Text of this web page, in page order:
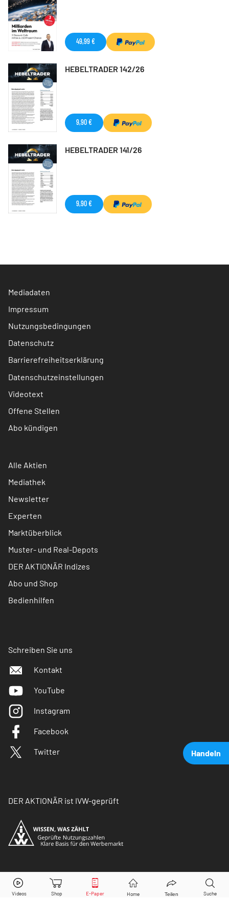
Handeln
Deutsche BankAktie jetzt handeln?
49,99 €
HEBELTRADER 142/26
9,90 €
HEBELTRADER 141/26
9,90 €
Mediadaten
Impressum
Nutzungsbedingungen
Datenschutz
Barrierefreiheitserklärung
Datenschutzeinstellungen
Videotext
Offene Stellen
Abo kündigen
Alle Aktien
Mediathek
Newsletter
Experten
Marktüberblick
Muster- und Real-Depots
DER AKTIONÄR Indizes
Abo und Shop
Bedienhilfen
Schreiben Sie uns
Kontakt
YouTube
Instagram
Facebook
Twitter
DER AKTIONÄR ist IVW-geprüft
© Copyright 2026 Börsenmedien AG. Alle Rechte